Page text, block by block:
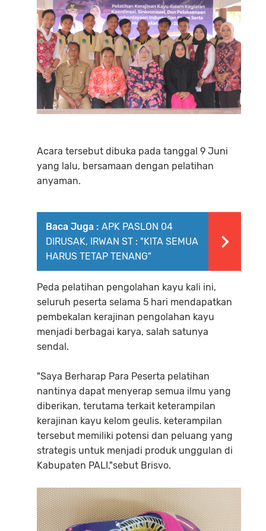
Acara tersebut dibuka pada tanggal 9 Juni
yang lalu, bersamaan dengan pelatihan
anyaman.
Baca Juga : APK PASLON 04
DIRUSAK, IRWAN ST : "KITA SEMUA
HARUS TETAP TENANG"
Peda pelatihan pengolahan kayu kali ini,
seluruh peserta selama 5 hari mendapatkan
pembekalan kerajinan pengolahan kayu
menjadi berbagai karya, salah satunya
sendal.
"Saya Berharap Para Peserta pelatihan
nantinya dapat menyerap semua ilmu yang
diberikan, terutama terkait keterampilan
kerajinan kayu kelom geulis. keterampilan
tersebut memiliki potensi dan peluang yang
strategis untuk menjadi produk unggulan di
Kabupaten PALI,"sebut Brisvo.